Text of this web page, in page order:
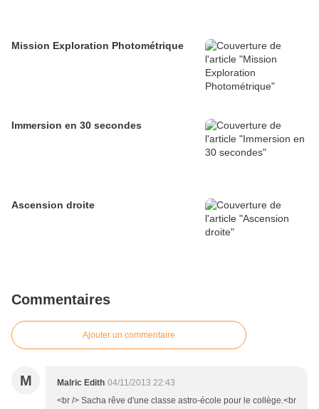
Mission Exploration Photométrique
Immersion en 30 secondes
Ascension droite
Commentaires
Ajouter un commentaire
M Malric Edith 04/11/2013 22:43
<br /> Sacha rêve d'une classe astro-école pour le collège.<br